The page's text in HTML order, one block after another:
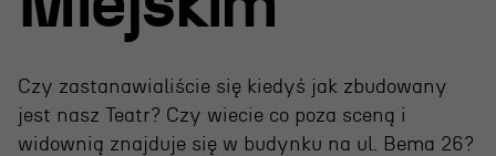
Spektakle wyjazdowe
Sponsorzy
Kontakt & Zespół
Czy zastanawialiście się kiedyś jak zbudowany
jest nasz Teatr? Czy wiecie co poza sceną i
widownią znajduje się w budynku na ul. Bema 26?